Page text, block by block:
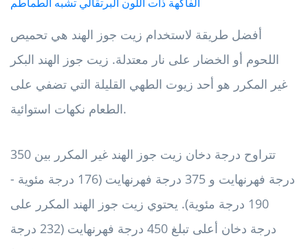
أفضل طريقة لاستخدام زيت جوز الهند هي تحميص
اللحوم أو الخضار على نار معتدلة. زيت جوز الهند البكر
غير المكرر هو أحد زيوت الطهي القليلة التي تضفي على
الطعام نكهات استوائية.
تتراوح درجة دخان زيت جوز الهند غير المكرر بين 350
درجة فهرنهايت و 375 درجة فهرنهايت (176 درجة مئوية -
190 درجة مئوية). يحتوي زيت جوز الهند المكرر على
درجة دخان أعلى تبلغ 450 درجة فهرنهايت (232 درجة